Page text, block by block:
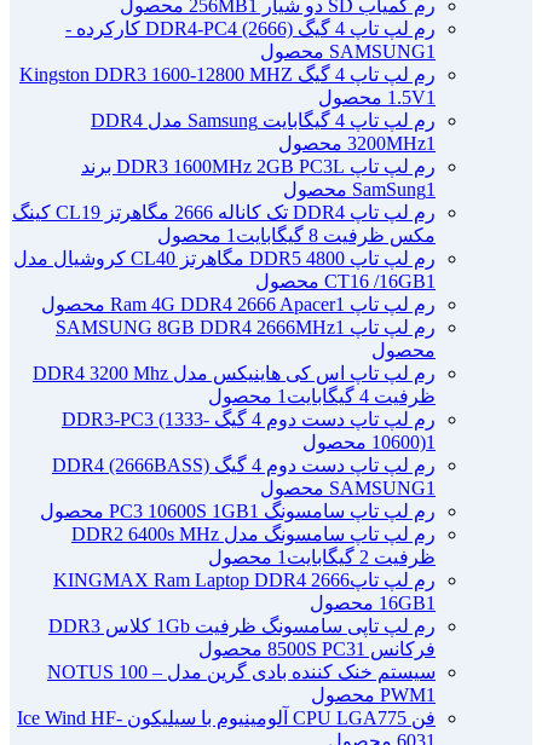
رم کمیاب SD دو شیار 256MB
1 محصول
رم لپ تاپ 4 گیگ DDR4-PC4 (2666) کارکرده -
SAMSUNG1 محصول
رم لپ تاپ 4 گیگ Kingston DDR3 1600-12800 MHZ
1.5V1 محصول
رم لپ تاپ 4 گیگابایت Samsung مدل DDR4
3200MHz1 محصول
رم لپ تاپ DDR3 1600MHz 2GB PC3L برند
SamSung1 محصول
رم لپ تاپ DDR4 تک کاناله 2666 مگاهرتز CL19 کینگ
مکس ظرفیت 8 گیگابایت
1 محصول
رم لپ تاپ DDR5 4800 مگاهرتز CL40 کروشیال مدل
CT16 /16GB1 محصول
رم لپ تاپ Ram 4G DDR4 2666 Apacer 1 محصول
رم لپ تاپ SAMSUNG 8GB DDR4 2666MHz 1
محصول
رم لپ تاپ اس کی هاینیکس مدل DDR4 3200 Mhz
ظرفیت 4 گیگابایت
1 محصول
رم لپ تاپ دست دوم 4 گیگ DDR3-PC3 (1333-
10600)1 محصول
رم لپ تاپ دست دوم 4 گیگ DDR4 (2666BASS)
SAMSUNG1 محصول
رم لپ تاپ سامسونگ PC3 10600S 1GB 1 محصول
رم لپ تاپ سامسونگ مدل DDR2 6400s MHz
ظرفیت 2 گیگابایت
1 محصول
رم لپ تاپ2666 KINGMAX Ram Laptop DDR4
16GB1 محصول
رم لپ تاپی سامسونگ ظرفیت 1Gb کلاس DDR3
فرکانس 8500S PC3 1 محصول
سیستم خنک کننده بادی گرین مدل NOTUS 100 –
PWM1 محصول
فن CPU LGA775 آلومینیوم با سیلیکون Ice Wind HF-
6031 محصول